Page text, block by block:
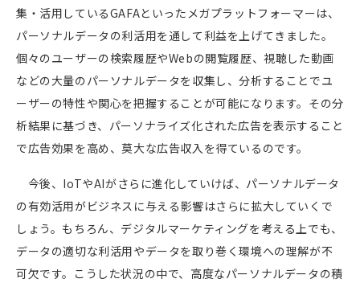
集・活用しているGAFAといったメガプラットフォーマーは、
パーソナルデータの利活用を通して利益を上げてきました。
個々のユーザーの検索履歴やWebの閲覧履歴、視聴した動画
などの大量のパーソナルデータを収集し、分析することでユ
ーザーの特性や関心を把握することが可能になります。その分
析結果に基づき、パーソナライズ化された広告を表示すること
で広告効果を高め、莫大な広告収入を得ているのです。
今後、 IoTやAIがさらに進化していけば、パーソナルデータ
の有効活用がビジネスに与える影響はさらに拡大していくで
しょう。もちろん、デジタルマーケティングを考える上でも、
データの適切な利活用やデータを取り巻く環境への理解が不
可欠です。こうした状況の中で、高度なパーソナルデータの積